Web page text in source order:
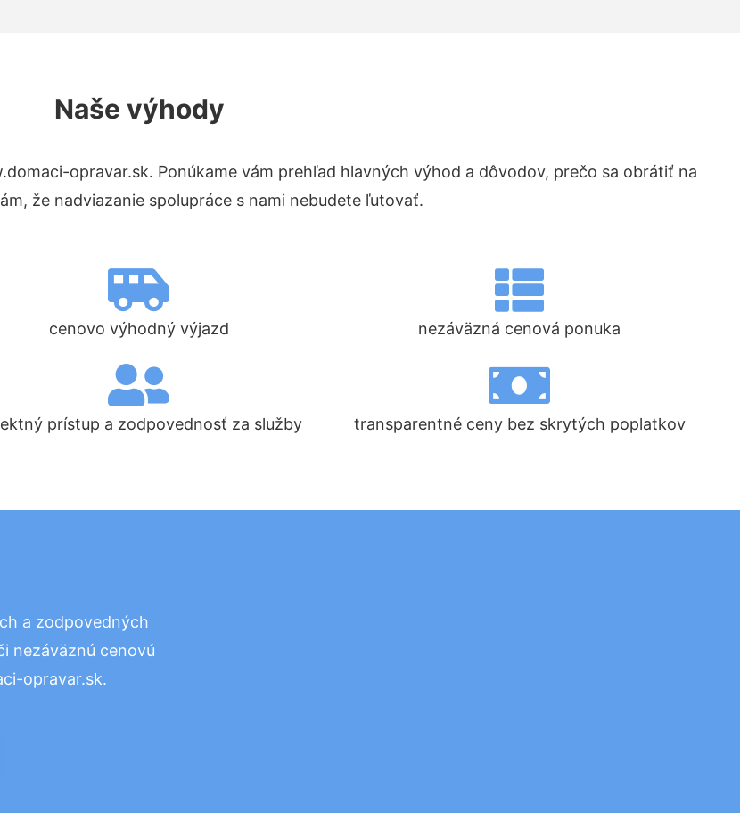
Naše výhody
opravar.sk. Ponúkame vám prehľad hlavných výhod a dôvodov, prečo sa obrátiť na
že nadviazanie spolupráce s nami nebudete ľutovať.
cenovo výhodný výjazd nezáväzná cenová ponuka
prístup a zodpovednosť za služby transparentné ceny bez skrytých poplatkov
a zodpovedných
nezáväznú cenovú
opravar.sk.